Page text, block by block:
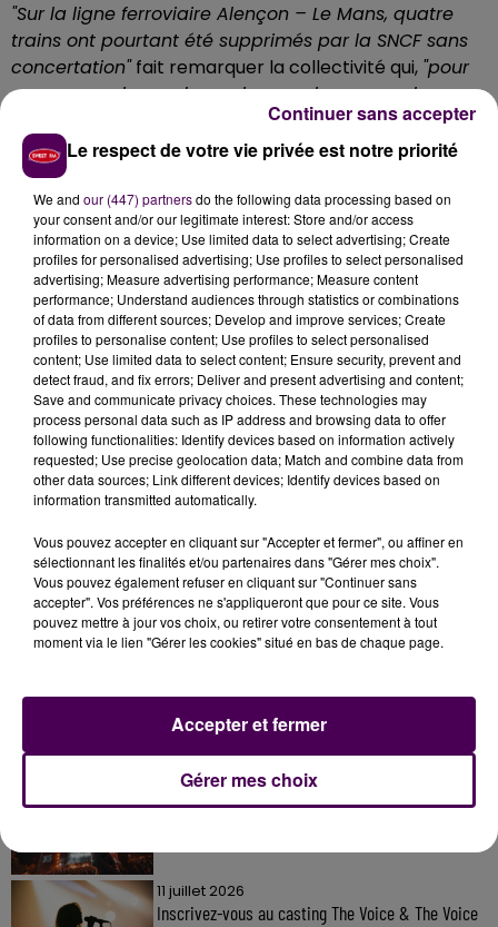
"Sur la ligne ferroviaire Alençon – Le Mans, quatre
trains ont pourtant été supprimés par la SNCF sans
concertation"fait remarquer la collectivité qui, "pour
assurer un niveau de service en phase avec les
, indique avoir demandéet
obtenu la remise en circulation des trains
concernés
7 août 2026
Gagnez vos pass pour le V and B Fest' 2026 !
11 juillet 2026
Inscrivez-vous au casting The Voice & The Voice
Le respect de votre vie privée est notre priorité
We and our (447) partnersdo the following data processing based on
your consent and/or our legitimate interest: Store and/or access
information on a device; Use limited data to select advertising; Create
profiles for personalised advertising; Use profiles to select personalised
advertising; Measure advertising performance; Measure content
performance; Understand audiences through statistics or combinations
of data from different sources; Develop and improve services; Create
profiles to personalise content; Use profiles to select personalised
content; Use limited data to select content; Ensure security, prevent and
detect fraud, and fix errors; Deliver and present advertising and content;
Save and communicate privacy choices. These technologies may
process personal data such as IP address and browsing data to offer
following functionalities: Identify devices based on information actively
requested; Use precise geolocation data; Match and combine data from
other data sources; Link different devices; Identify devices based on
information transmitted automatically.
Vous pouvez accepter en cliquant sur "Accepter et fermer", ou affiner en
sélectionnant les finalités et/ou partenaires dans "Gérer mes choix".
Vous pouvez également refuser en cliquant sur "Continuer sans
accepter". Vos préférences ne s'appliqueront que pour ce site. Vous
pouvez mettre à jour vos choix, ou retirer votre consentement à tout
moment via le lien "Gérer les cookies" situé en bas de chaque page.
Gérer mes choix
Accepter et fermer
Continuer sans accepter